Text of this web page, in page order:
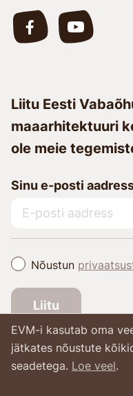
Liitu Eesti
maaarhitektuuri
ole meie
Sinu e-posti
Nõustun
Liitu
EVM-i kasutab oma
jätkates nõustute
seadetega. Loe veel.